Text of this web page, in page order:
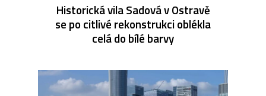
Historická vila Sadová v Ostravě
se po citlivé rekonstrukci oblékla
celá do bílé barvy